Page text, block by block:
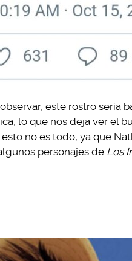
este rostro sería
lo que nos deja ver el
esto no es todo, ya que
personajes de Los